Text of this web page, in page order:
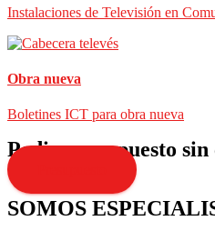
Instalaciones de Televisión en
Obra nueva
Boletines ICT para obra nueva
Pedir presupuesto
SOMOS